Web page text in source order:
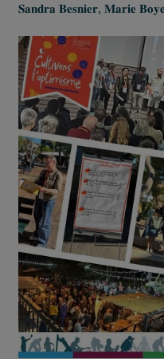
𝐒𝐚𝐧𝐝𝐫𝐚 𝐁𝐞𝐬𝐧𝐢𝐞𝐫, 𝐌𝐚𝐫𝐢𝐞